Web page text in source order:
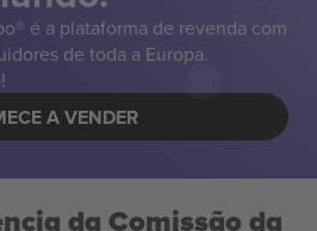
é a plataforma de revenda com
de toda a Europa.
A VENDER
da Comissão da